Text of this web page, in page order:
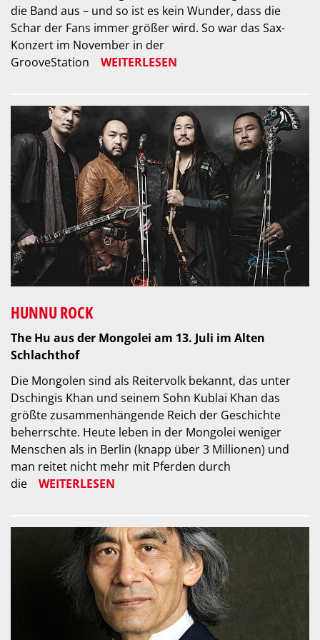
die Band aus – und so ist es kein Wunder, dass die
Schar der Fans immer größer wird. So war das Sax-
Konzert im November in der
GrooveStation
WEITERLESEN
HUNNU ROCK
The Hu aus der Mongolei am 13. Juli im Alten
Schlachthof
Die Mongolen sind als Reitervolk bekannt, das unter
Dschingis Khan und seinem Sohn Kublai Khan das
größte zusammenhängende Reich der Geschichte
beherrschte. Heute leben in der Mongolei weniger
Menschen als in Berlin (knapp über 3 Millionen) und
man reitet nicht mehr mit Pferden durch
die
WEITERLESEN